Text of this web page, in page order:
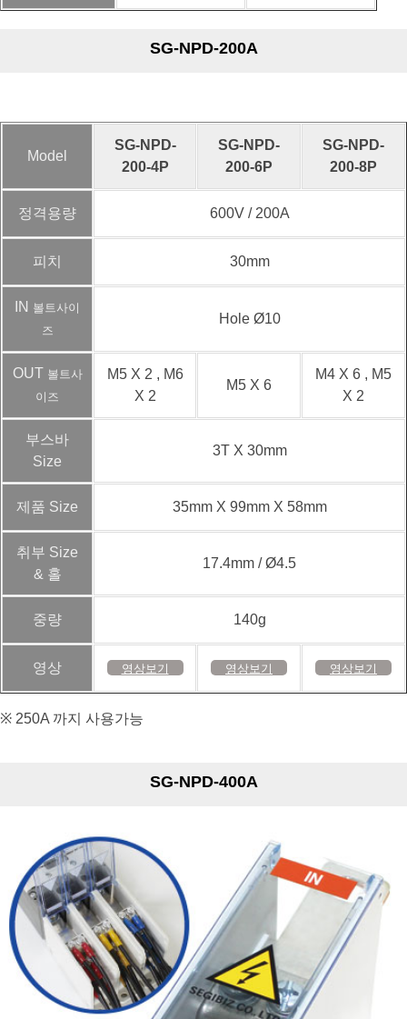
SG-NPD-200A
Model
SG-NPD-
200-4P
SG-NPD-
200-6P
SG-NPD-
200-8P
정격용량 600V / 200A
피치 30mm
IN 볼트사이
즈
Hole Ø10
OUT 볼트사
이즈
M5 X 2 , M6
X 2
M5 X 6
M4 X 6 , M5
X 2
부스바
Size
3T X 30mm
제품 Size 35mm X 99mm X 58mm
취부 Size
& 홀
17.4mm / Ø4.5
중량 140g
영상 영상보기 영상보기 영상보기
※ 250A 까지 사용가능
SG-NPD-400A